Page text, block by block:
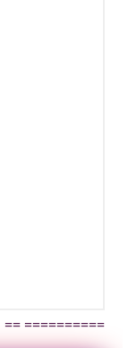
========== ==